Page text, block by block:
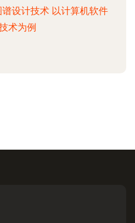
设计技术 以计算机软件
术为例